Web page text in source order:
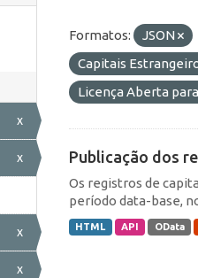
x
x
x
x
Formatos: JSON
Capitais
Licença Aberta
Publicação dos
Os registros de
período data-base,
HTML API OData